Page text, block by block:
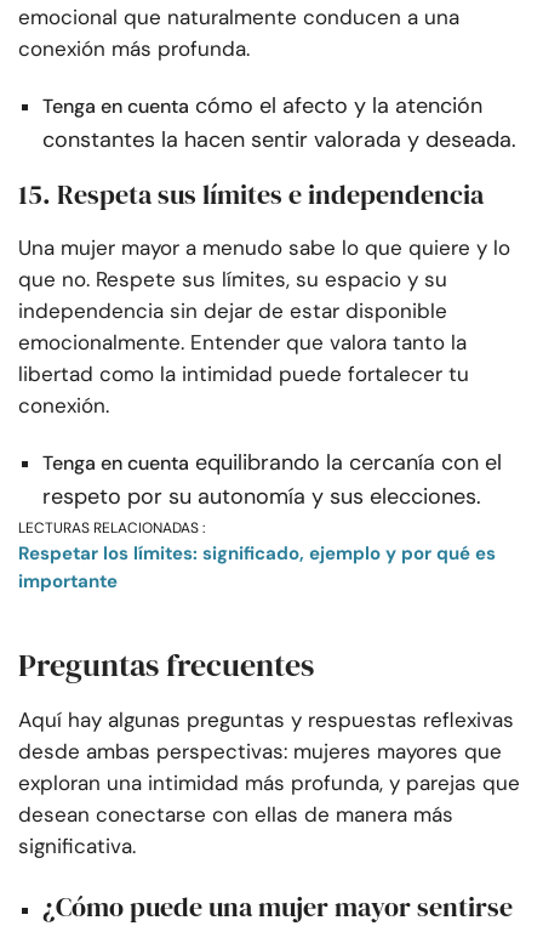
emocional que naturalmente conducen a una
conexión más profunda.
Tenga en cuenta cómo el afecto y la atención
constantes la hacen sentir valorada y deseada.
15. Respeta sus límites e independencia
Una mujer mayor a menudo sabe lo que quiere y lo
que no. Respete sus límites, su espacio y su
independencia sin dejar de estar disponible
emocionalmente. Entender que valora tanto la
libertad como la intimidad puede fortalecer tu
conexión.
Tenga en cuenta equilibrando la cercanía con el
respeto por su autonomía y sus elecciones.
LECTURAS RELACIONADAS :
Respetar los límites: significado, ejemplo y por qué es
importante
Preguntas frecuentes
Aquí hay algunas preguntas y respuestas reflexivas
desde ambas perspectivas: mujeres mayores que
exploran una intimidad más profunda, y parejas que
desean conectarse con ellas de manera más
significativa.
¿Cómo puede una mujer mayor sentirse